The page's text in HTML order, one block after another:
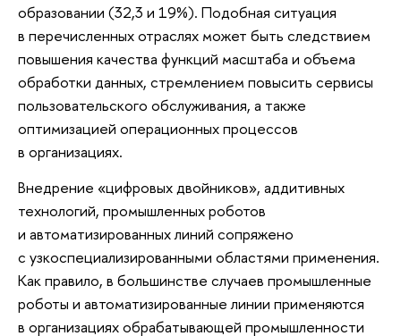
образовании (32,3 и 19%). Подобная ситуация
в перечисленных отраслях может быть следствием
повышения качества функций масштаба и объема
обработки данных, стремлением повысить сервисы
пользовательского обслуживания, а также
оптимизацией операционных процессов
в организациях.
Внедрение «цифровых двойников», аддитивных
технологий, промышленных роботов
и автоматизированных линий сопряжено
с узкоспециализированными областями применения.
Как правило, в большинстве случаев промышленные
роботы и автоматизированные линии применяются
в организациях обрабатывающей промышленности